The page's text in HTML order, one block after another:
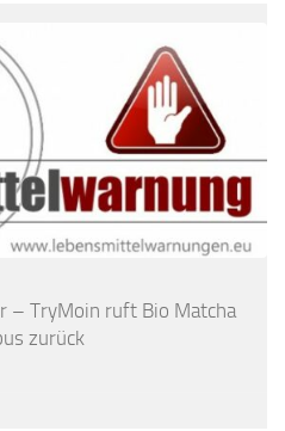
– TryMoin ruft Bio Matcha
zurück